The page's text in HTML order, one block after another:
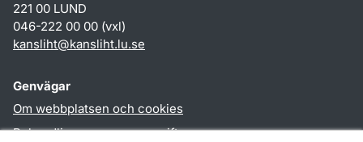
221 00 LUND
046-222 00 00 (vxl)
kansliht@kansliht.lu.se
Genvägar
Om webbplatsen och cookies
Behandling av personuppgifter